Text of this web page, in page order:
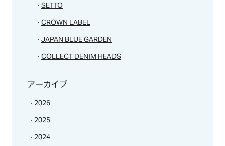
SETTO
CROWN LABEL
JAPAN BLUE GARDEN
COLLECT DENIM HEADS
アーカイブ
2026
2025
2024